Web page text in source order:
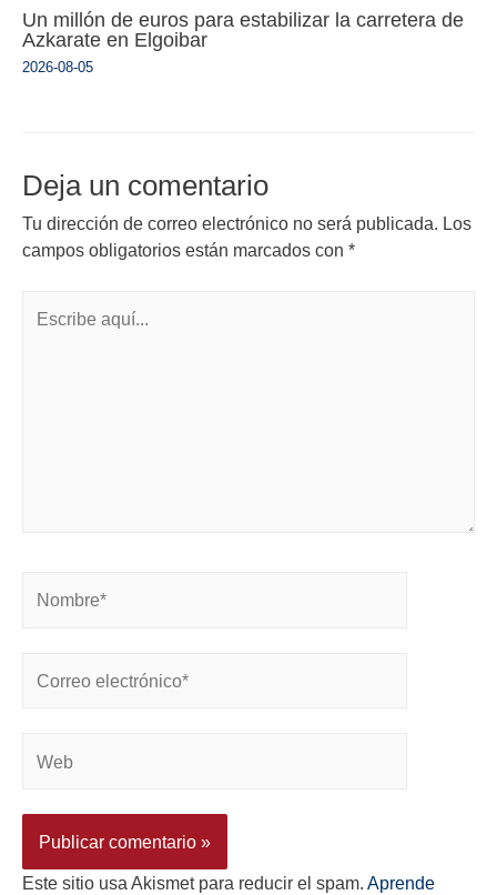
Un millón de euros para estabilizar la carretera de
Azkarate en Elgoibar
2026-08-05
Deja un comentario
Tu dirección de correo electrónico no será publicada. Los
campos obligatorios están marcados con *
Este sitio usa Akismet para reducir el spam. Aprende